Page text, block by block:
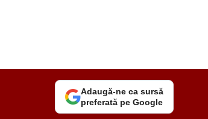
Adaugă-ne ca sursă
preferată pe Google